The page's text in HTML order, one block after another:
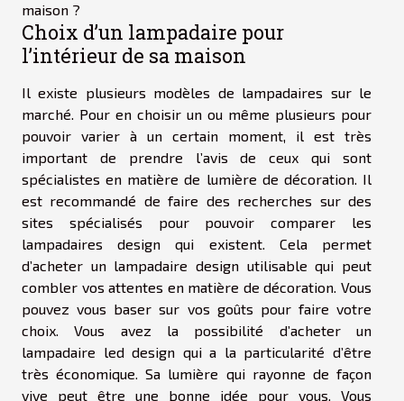
maison ?
Choix d’un lampadaire pour
l’intérieur de sa maison
Il existe plusieurs modèles de lampadaires sur le
marché. Pour en choisir un ou même plusieurs pour
pouvoir varier à un certain moment, il est très
important de prendre l’avis de ceux qui sont
spécialistes en matière de lumière de décoration. Il
est recommandé de faire des recherches sur des
sites spécialisés pour pouvoir comparer les
lampadaires design qui existent. Cela permet
d’acheter un lampadaire design utilisable qui peut
combler vos attentes en matière de décoration. Vous
pouvez vous baser sur vos goûts pour faire votre
choix. Vous avez la possibilité d’acheter un
lampadaire led design qui a la particularité d’être
très économique. Sa lumière qui rayonne de façon
vive peut être une bonne idée pour vous. Vous